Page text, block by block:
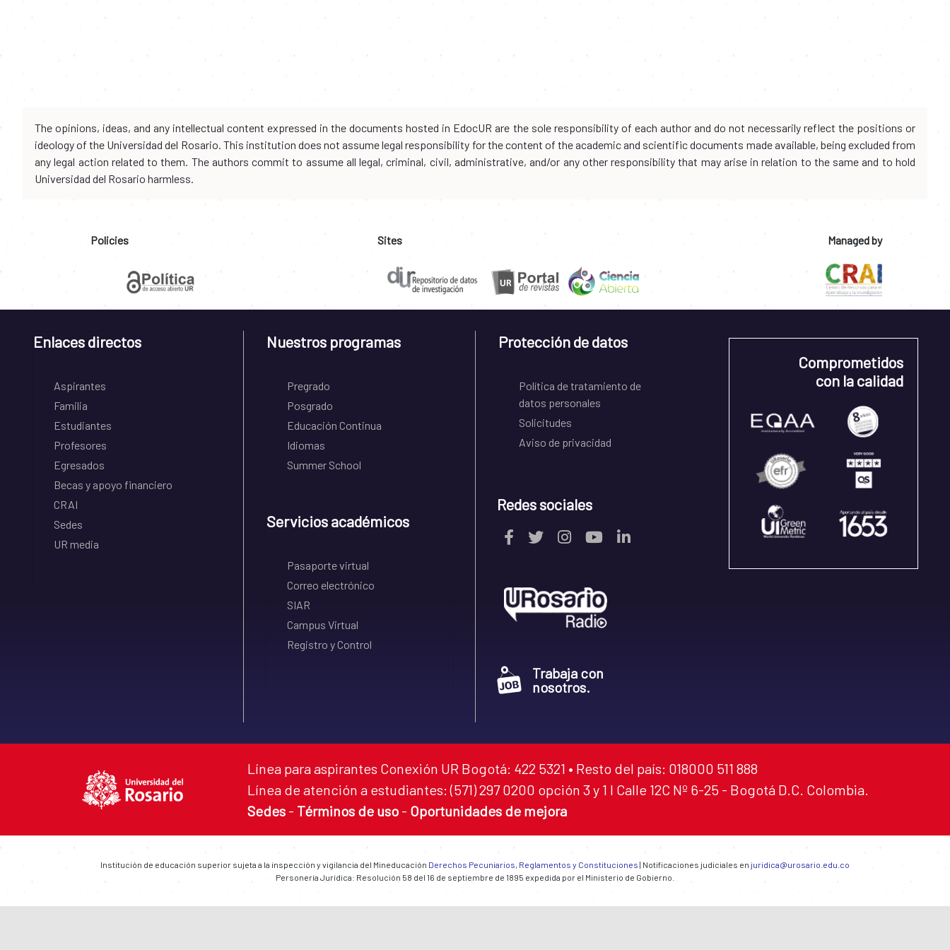
The opinions, ideas, and any intellectual content expressed in the documents hosted in EdocUR are the sole responsibility of each author and do not necessarily reflect the positions or
ideology of the Universidad del Rosario. This institution does not assume legal responsibility for the content of the academic and scientific documents made available, being excluded from
any legal action related to them. The authors commit to assume all legal, criminal, civil, administrative, and/or any other responsibility that may arise in relation to the same and to hold
Universidad del Rosario harmless.
Policies Sites Managed by
Enlaces directos
Aspirantes
Familia
Estudiantes
Profesores
Egresados
Becas y apoyo financiero
CRAI
Sedes
UR media
Nuestros programas
Pregrado
Posgrado
Educación Continua
Idiomas
Summer School
Servicios académicos
Pasaporte virtual
Correo electrónico
SIAR
Campus Virtual
Registro y Control
Protección de datos
Política de tratamiento de
datos personales
Solicitudes
Aviso de privacidad
Redes sociales
Trabaja con
nosotros.
Comprometidos
con la calidad
Línea para aspirantes Conexión UR Bogotá: 422 5321 • Resto del país: 018000 511 888
Línea de atención a estudiantes: (571) 297 0200 opción 3 y 1 I Calle 12C Nº 6-25 - Bogotá D.C. Colombia.
Sedes - Términos de uso - Oportunidades de mejora
Institución de educación superior sujeta a la inspección y vigilancia del Mineducación Derechos Pecuniarios, Reglamentos y Constituciones | Notificaciones judiciales en juridica@urosario.edu.co
Personería Jurídica: Resolución 58 del 16 de septiembre de 1895 expedida por el Ministerio de Gobierno.